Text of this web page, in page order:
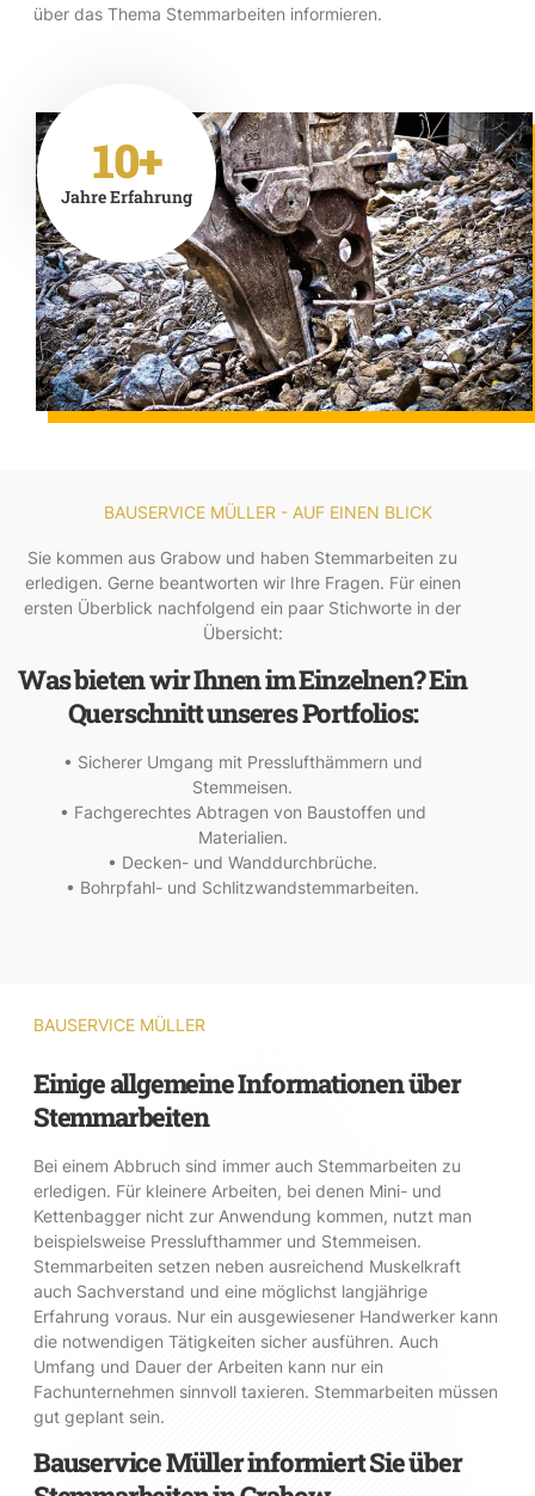
über das Thema Stemmarbeiten informieren.
10+
Jahre Erfahrung
BAUSERVICE MÜLLER - AUF EINEN BLICK
Sie kommen aus Grabow und haben Stemmarbeiten zu
erledigen. Gerne beantworten wir Ihre Fragen. Für einen
ersten Überblick nachfolgend ein paar Stichworte in der
Übersicht:
Was bieten wir Ihnen im Einzelnen? Ein
Querschnitt unseres Portfolios:
• Sicherer Umgang mit Presslufthämmern und
Stemmeisen.
• Fachgerechtes Abtragen von Baustoffen und
Materialien.
• Decken- und Wanddurchbrüche.
• Bohrpfahl- und Schlitzwandstemmarbeiten.
BAUSERVICE MÜLLER
Einige allgemeine Informationen über
Stemmarbeiten
Bei einem Abbruch sind immer auch Stemmarbeiten zu
erledigen. Für kleinere Arbeiten, bei denen Mini- und
Kettenbagger nicht zur Anwendung kommen, nutzt man
beispielsweise Presslufthammer und Stemmeisen.
Stemmarbeiten setzen neben ausreichend Muskelkraft
auch Sachverstand und eine möglichst langjährige
Erfahrung voraus. Nur ein ausgewiesener Handwerker kann
die notwendigen Tätigkeiten sicher ausführen. Auch
Umfang und Dauer der Arbeiten kann nur ein
Fachunternehmen sinnvoll taxieren. Stemmarbeiten müssen
gut geplant sein.
Bauservice Müller informiert Sie über